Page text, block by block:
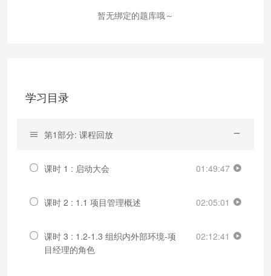
暂无绑定的题库哦～
学习目录
第1部分: 课程回放
课时 1 : 启动大会 01:49:47
课时 2 : 1.1 项目管理概述 02:05:01
课时 3 : 1.2-1.3 组织内外部环境-项
目经理的角色
02:12:41